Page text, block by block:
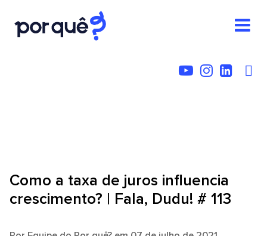
Como a taxa de juros influencia
crescimento? | Fala, Dudu! # 113